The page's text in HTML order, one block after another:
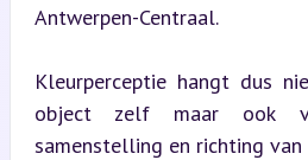
Antwerpen-Centraal.
Kleurperceptie hangt dus
object zelf maar ook
samenstelling en richting